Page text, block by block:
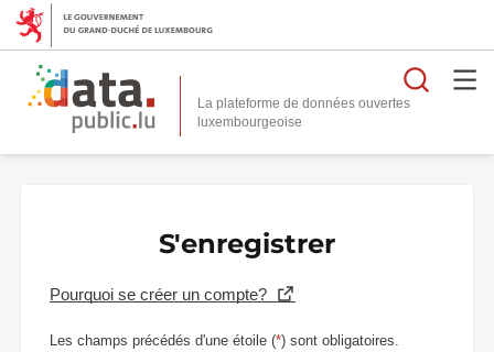
La plateforme de données ouvertes
S'enregistrer
Pourquoi se créer un compte?
Les champs précédés d'une étoile (*) sont obligatoires.